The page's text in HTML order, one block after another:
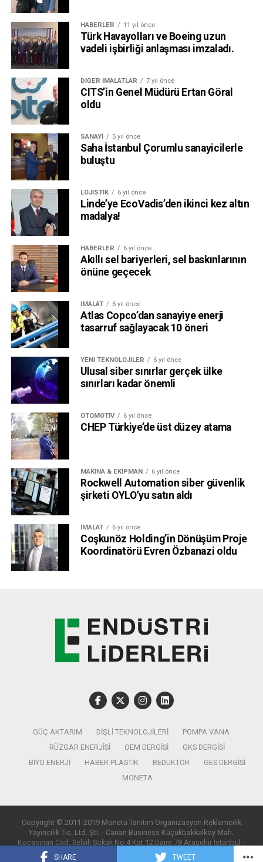
SHARE TWEET
HABERLER 11 yıl önce
Türk Havayolları ve Boeing uzun
vadeli işbirliği anlaşması imzaladı.
DIĞER İMALATLAR 7 yıl önce
CITS’in Genel Müdürü Ertan Göral
oldu
SANAYI 5 yıl önce
Saha İstanbul Çorumlu sanayicilerle
buluştu
LOJISTIK 6 yıl önce
Linde’ye EcoVadis’den ikinci kez altın
madalya!
HABERLER 6 yıl önce
Akıllı sel bariyerleri, sel baskınlarının
önüne geçecek
İMALAT 6 yıl önce
Atlas Copco’dan sanayiye enerji
tasarruf sağlayacak 10 öneri
YENI TEKNOLOJILER 6 yıl önce
Ulusal siber sınırlar gerçek ülke
sınırları kadar önemli
OTOMOTIV 6 yıl önce
CHEP Türkiye’de üst düzey atama
MAKINA & EKIPMAN 6 yıl önce
Rockwell Automation siber güvenlik
şirketi OYLO’yu satın aldı
İMALAT 6 yıl önce
Coşkunöz Holding’in Dönüşüm Proje
Koordinatörü Evren Özbanazi oldu
GÜÇ AKTARIM DIŞLI TEKNOLOJILERI
POMPA VANA
RÜZGAR ENERJISI
OEM DERGISI
GKS DERGISI
BIYO ENERJI
HABER PLASTIK REDÜKTÖR
GES DERGISI
MONETA
Copyright © 2011-2019 Moneta Tanıtım Organizasyon Reklamcılık
Yayıncılık Tic. Ltd. Şti. - Canan Business Küçükbakkalköy Mah.
Kocasinan Cad. Selvili Sokak No:4 Kat:12 Daire:78 Ataşehir İstanbul -
T:0850 885 05 01 - info@monetatanitim.com